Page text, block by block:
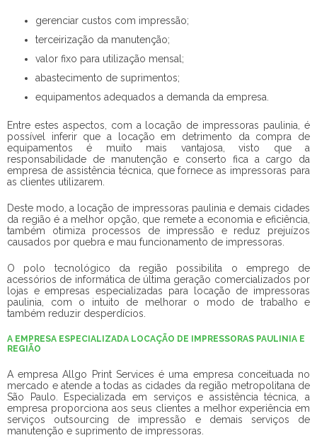
gerenciar custos com impressão;
terceirização da manutenção;
valor fixo para utilização mensal;
abastecimento de suprimentos;
equipamentos adequados a demanda da empresa.
Entre estes aspectos, com a locação de impressoras paulinia , é
possível inferir que a locação em detrimento da compra de
equipamentos é muito mais vantajosa, visto que a
responsabilidade de manutenção e conserto fica a cargo da
empresa de assistência técnica, que fornece as impressoras para
as clientes utilizarem.
Deste modo, a locação de impressoras paulinia e demais cidades
da região é a melhor opção, que remete a economia e eficiência,
também otimiza processos de impressão e reduz prejuízos
causados por quebra e mau funcionamento de impressoras.
O polo tecnológico da região possibilita o emprego de
acessórios de informática de última geração comercializados por
lojas e empresas especializadas para
locação de impressoras
paulinia , com o intuito de melhorar o modo de trabalho e
também reduzir desperdícios.
A EMPRESA ESPECIALIZADA LOCAÇÃO DE IMPRESSORAS PAULINIA E
REGIÃO
A empresa Allgo Print Services é uma empresa conceituada no
mercado e atende a todas as cidades da região metropolitana de
São Paulo. Especializada em serviços e assistência técnica, a
empresa proporciona aos seus clientes a melhor experiência em
serviços outsourcing de impressão e demais serviços de
manutenção e suprimento de impressoras.